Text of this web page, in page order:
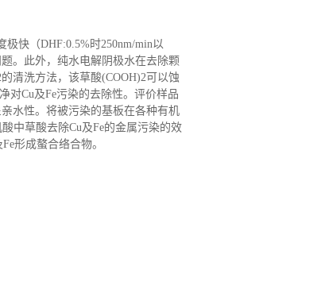
快（DHF:0.5%时250nm/min以
。此外，纯水电解阴极水在去除颗
清洗方法，该草酸(COOH)2可以蚀
对Cu及Fe污染的去除性。评价样品
水性。将被污染的基板在各种有机
中草酸去除Cu及Fe的金属污染的效
形成螯合络合物。